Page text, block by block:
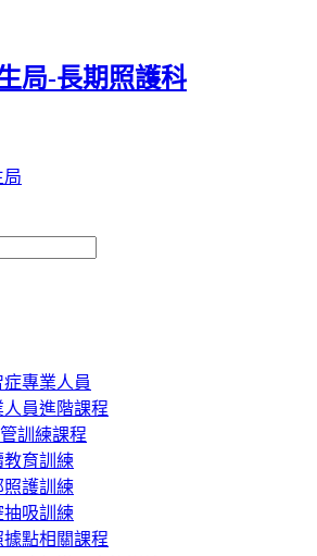
局-長期照護科
局
症專業人員
人員進階課程
訓練課程
教育訓練
照護訓練
抽吸訓練
據點相關課程